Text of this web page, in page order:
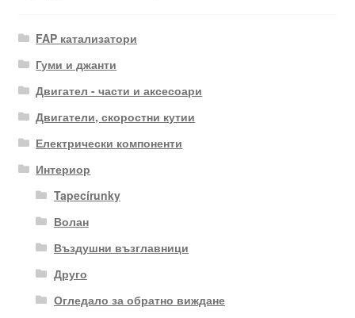
FAP катализатори
Гуми и джанти
Двигател - части и аксесоари
Двигатели, скоростни кутии
Електрически компоненти
Интериор
Tapecírunky
Волан
Въздушни възглавници
Друго
Огледало за обратно виждане